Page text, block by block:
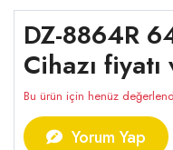
DZ-8864R
Cihazı
Bu ürün için henüz
Yorum Yap